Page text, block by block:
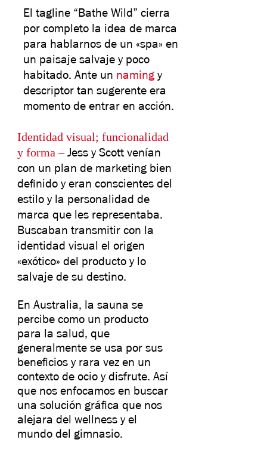
El tagline “Bathe Wild” cierra
por completo la idea de marca
para hablarnos de un «spa» en
un paisaje salvaje y poco
habitado. Ante un naming y
descriptor tan sugerente era
momento de entrar en acción.
Identidad visual; funcionalidad
y forma – Jess y Scott venían
con un plan de marketing bien
definido y eran conscientes del
estilo y la personalidad de
marca que les representaba.
Buscaban transmitir con la
identidad visual el origen
«exótico» del producto y lo
salvaje de su destino.
En Australia, la sauna se
percibe como un producto
para la salud, que
generalmente se usa por sus
beneficios y rara vez en un
contexto de ocio y disfrute. Así
que nos enfocamos en buscar
una solución gráfica que nos
alejara del wellness y el
mundo del gimnasio.